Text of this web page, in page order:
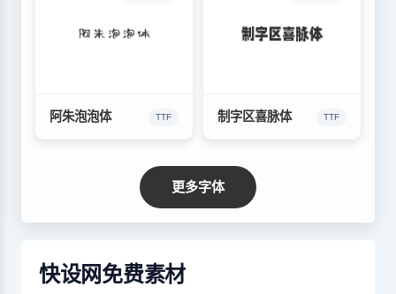
阿朱泡泡体 TTF 制字区喜脉体 TTF
更多字体
快设网免费素材